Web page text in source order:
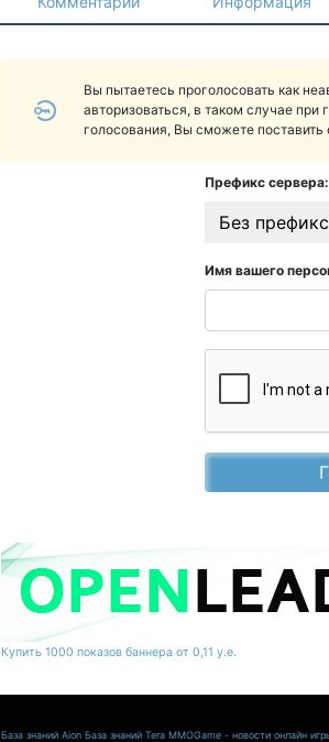
Вы пытаетесь проголосовать как
авторизоваться, в таком случае при
голосования, Вы сможете поставить
Префикс сервера:
Без
Имя вашего
Купить 1000 показов баннера от 0,11 у.е.
База знаний Aion База знаний Tera MMOGame - новости онлайн